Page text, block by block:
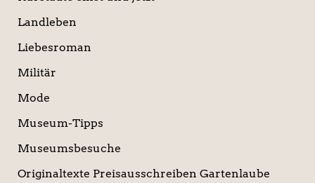
Landleben
Liebesroman
Militär
Mode
Museum-Tipps
Museumsbesuche
Originaltexte Preisausschreiben Gartenlaube